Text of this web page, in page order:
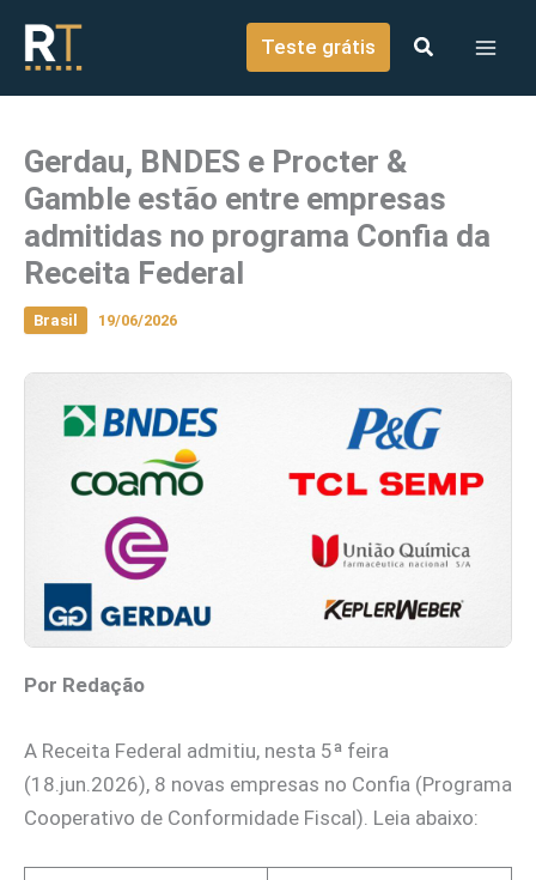
conteúdo
Teste grátis
Gerdau, BNDES e Procter &
Gamble estão entre empresas
admitidas no programa Confia da
Receita Federal
Brasil 19/06/2026
Por Redação
A Receita Federal admitiu, nesta 5ª feira
(18.jun.2026), 8 novas empresas no Confia (Programa
Cooperativo de Conformidade Fiscal). Leia abaixo: